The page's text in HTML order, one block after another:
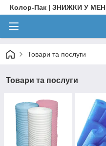
Колор-Пак | ЗНИЖКИ У
Товари та послуги
Товари та послуги